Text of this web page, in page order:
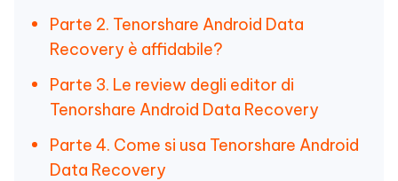
Parte 2. Tenorshare Android Data
Recovery è affidabile?
Parte 3. Le review degli editor di
Tenorshare Android Data Recovery
Parte 4. Come si usa Tenorshare Android
Data Recovery